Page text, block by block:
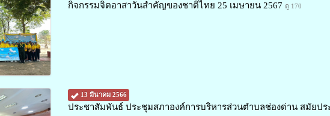
กิจกรรมจิตอาสาวันสำคัญของชาติไทย 25 เมษายน 2567 ดู 170
13 มีนาคม 2566
ประชาสัมพันธ์ ประชุมสภาองค์การบริหารส่วนตำบลช่องด่าน สมัยป